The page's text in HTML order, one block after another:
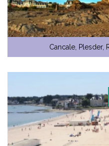
Cancale, Plesder,